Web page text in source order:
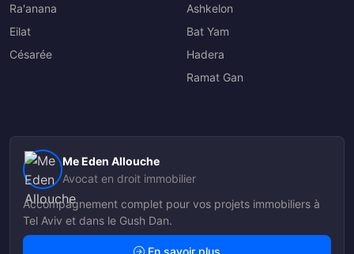
Ra'anana
Eilat
Césarée
Ashkelon
Bat Yam
Hadera
Ramat Gan
Me Eden Allouche
Avocat en droit immobilier
Accompagnement complet pour vos projets immobiliers à
Tel Aviv et dans le Gush Dan.